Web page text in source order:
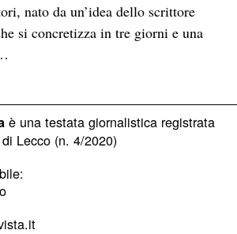
nato da un’idea dello scrittore
si concretizza in tre giorni e una
è una testata giornalistica registrata
Lecco (n. 4/2020)